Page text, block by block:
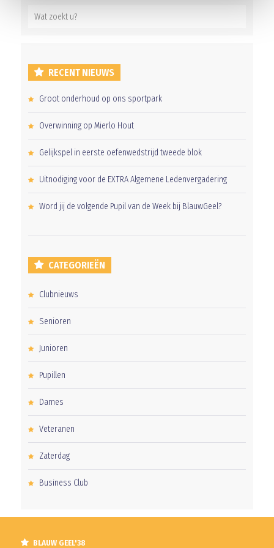
RECENT NIEUWS
Groot onderhoud op ons sportpark
Overwinning op Mierlo Hout
Gelijkspel in eerste oefenwedstrijd tweede blok
Uitnodiging voor de EXTRA Algemene Ledenvergadering
Word jij de volgende Pupil van de Week bij BlauwGeel?
CATEGORIEËN
Clubnieuws
Senioren
Junioren
Pupillen
Dames
Veteranen
Zaterdag
Business Club
BLAUW GEEL'38